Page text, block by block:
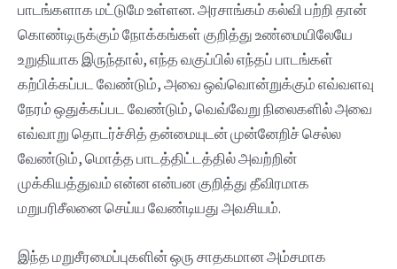
பாடங்களாக‌ மட்டுமே உள்ளன. அரசாங்கம் கல்வி பற்றி தான்
கொண்டிருக்கும் நோக்கங்கள் குறித்து உண்மையிலேயே
உறுதியாக இருந்தால், எந்த வகுப்பில் எந்தப் பாடங்கள்
கற்பிக்கப்பட வேண்டும், அவை ஒவ்வொன்றுக்கும் எவ்வளவு
நேரம் ஒதுக்கப்பட வேண்டும், வெவ்வேறு நிலைகளில் அவை
எவ்வாறு தொடர்ச்சித் தன்மையுடன் முன்னேறிச் செல்ல‌
வேண்டும், மொத்த பாடத்திட்டத்தில் அவற்றின்
முக்கியத்துவம் என்ன என்பன குறித்து தீவிரமாக
மறுபரிசீலனை செய்ய வேண்டியது அவசியம்.
இந்த மறுசீரமைப்புகளின் ஒரு சாதகமான‌ அம்சமாக